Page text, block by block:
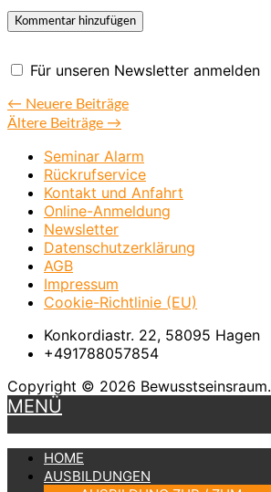
Für unseren Newsletter anmelden
← Neuere Beiträge
Ältere Beiträge →
Seminar Alarm
Rückrufservice
Kontakt und Anfahrt
Online-Anmeldung
Newsletter
Datenschutzerklärung
AGB
Impressum
Cookie-Richtlinie (EU)
Konkordiastr. 22, 58095 Hagen
+491788057854
Copyright © 2026 Bewusstseinsraum.
MENÜ
HOME
AUSBILDUNGEN